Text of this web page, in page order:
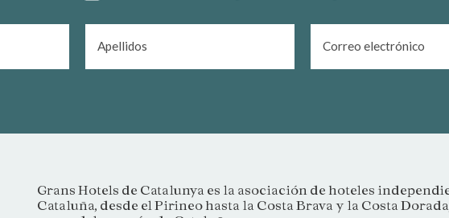
Grans Hotels de Catalunya es la asociación de hoteles
Cataluña, desde el Pirineo hasta la Costa Brava y la Costa